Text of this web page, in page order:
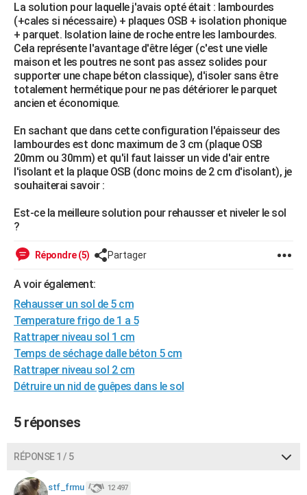
Guides de France
Escapades
Patrimoine
Expositions
Musées
Week-end nature
+LIFESTYLE
Art de vivre
Bien-être
Loisirs
Mode
Modes de vie
SANTE
Alimentation
Guide de la santé
Maladies
Médicaments
Sommeil
VOYAGE
Destinations
City break
Voyage nature
Voyage de noces
Forum
Climat
+PHOTO
GUIDES D'ACHAT
BONS PLANS
CARTE DE VOEUX
Carte de Noël
Carte Bonne année
Carte Saint-Valentin
Carte Pâques
Carte d'anniversaire
DICTIONNAIRE
Se connecter
Primaires
Universités
Entreprises
Service militaire
Avis de recherche
FORUM
Bricolage
Lifestyle
Culture
Sport
Auto
Television
Voyage
Cinema
La solution pour laquelle j'avais opté était : lambourdes
(+cales si nécessaire) + plaques OSB + isolation phonique
+ parquet. Isolation laine de roche entre les lambourdes.
Cela représente l'avantage d'être léger (c'est une vielle
maison et les poutres ne sont pas assez solides pour
supporter une chape béton classique), d'isoler sans être
totalement hermétique pour ne pas détériorer le parquet
ancien et économique.
En sachant que dans cette configuration l'épaisseur des
lambourdes est donc maximum de 3 cm (plaque OSB
20mm ou 30mm) et qu'il faut laisser un vide d'air entre
l'isolant et la plaque OSB (donc moins de 2 cm d'isolant), je
souhaiterai savoir :
Est-ce la meilleure solution pour rehausser et niveler le sol
?
Répondre (5) Partager
A voir également:
Rehausser un sol de 5 cm
Temperature frigo de 1 a 5
Rattraper niveau sol 1 cm
Temps de séchage dalle béton 5 cm
Rattraper niveau sol 2 cm
Détruire un nid de guêpes dans le sol
5 réponses
RÉPONSE 1 / 5
stf_frmu 12 497